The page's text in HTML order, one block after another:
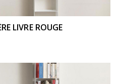
LIVRE ROUGE